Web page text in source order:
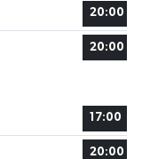
20:00
20:00
17:00
20:00